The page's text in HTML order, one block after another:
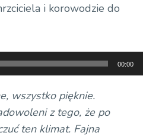
i korowodzie do
00:00
wszystko pięknie.
z tego, że po
ten klimat. Fajna